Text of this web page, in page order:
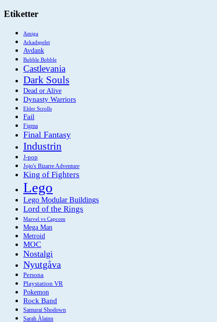
Etiketter
Amiga
Arkadspelet
Avdank
Bubble Bobble
Castlevania
Dark Souls
Dead or Alive
Dynasty Warriors
Elder Scrolls
Fail
Figma
Final Fantasy
Industrin
J-pop
Jojo's Bizarre Adventure
King of Fighters
Lego
Lego Modular Buildings
Lord of the Rings
Marvel vs Capcom
Mega Man
Metroid
MOC
Nostalgi
Nyutgåva
Persona
Playstation VR
Pokemon
Rock Band
Samurai Shodown
Sarah Àlainn